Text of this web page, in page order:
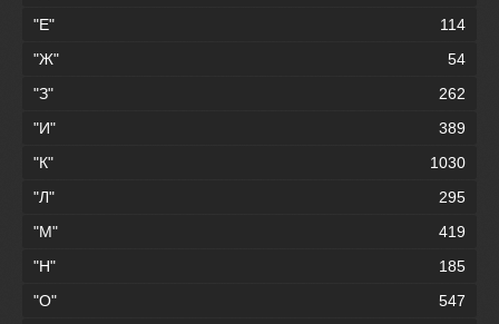
"Е"
114
"Ж"
54
"З"
262
"И"
389
"К"
1030
"Л"
295
"М"
419
"Н"
185
"О"
547